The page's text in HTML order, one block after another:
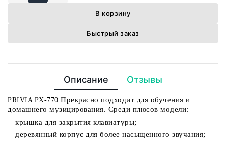
В корзину
Быстрый заказ
Описание Отзывы
PRIVIA PX-770 Прекрасно подходит для обучения и
домашнего музицирования. Среди плюсов модели:
крышка для закрытия клавиатуры;
деревянный корпус для более насыщенного звучания;